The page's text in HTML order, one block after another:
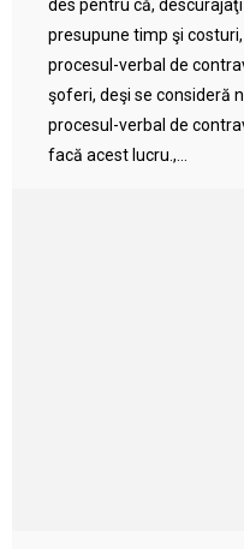
des pentru că,
presupune timp şi
procesul-verbal de
şoferi, deşi se consideră
procesul-verbal de
facă acest lucru.,...